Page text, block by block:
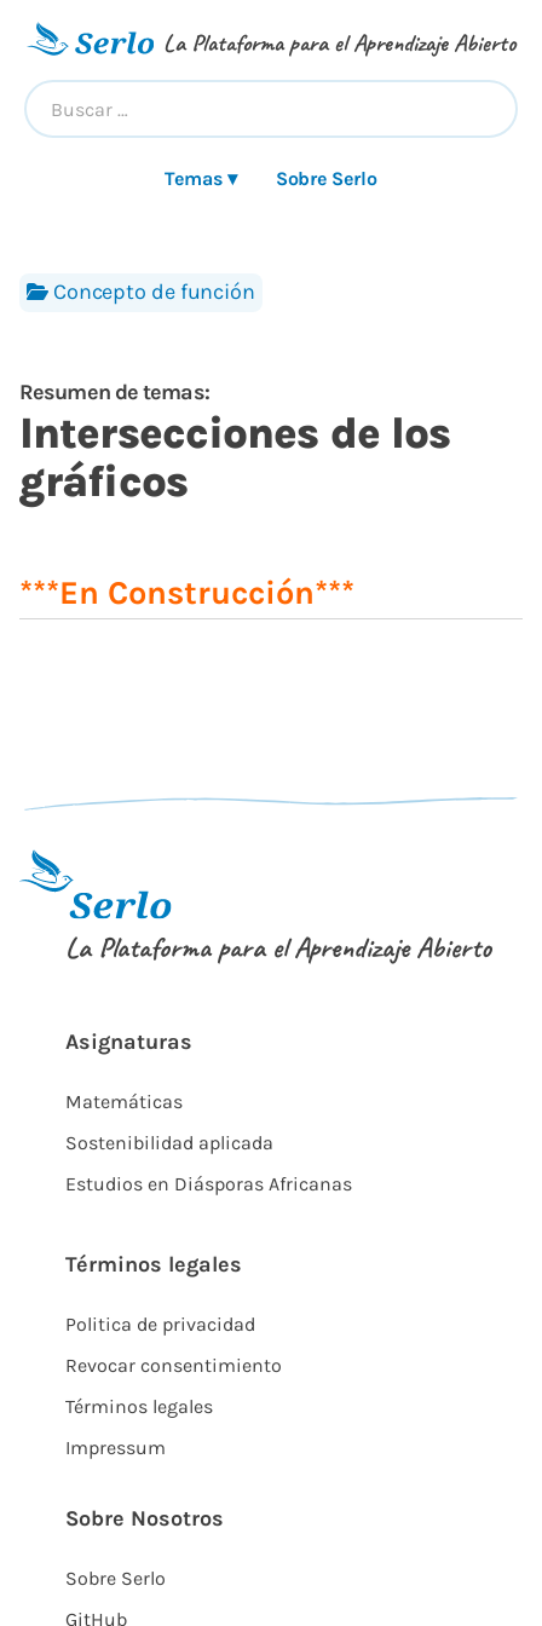
La Plataforma para el Aprendizaje Abierto
Temas ▾ Sobre Serlo
Concepto de función
Resumen de temas:
Intersecciones de los
gráficos
***En Construcción***
La Plataforma para el Aprendizaje Abierto
Asignaturas
Matemáticas
Sostenibilidad aplicada
Estudios en Diásporas Africanas
Términos legales
Politica de privacidad
Revocar consentimiento
Términos legales
Impressum
Sobre Nosotros
Sobre Serlo
GitHub